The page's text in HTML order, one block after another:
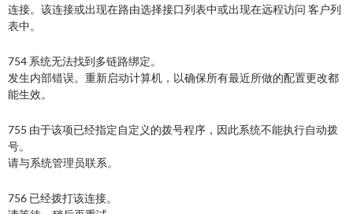
连接。该连接或出现在路由选择接口列表中或出现在远程访问 客户列
表中。
754 系统无法找到多链路绑定。
发生内部错误。重新启动计算机，以确保所有最近所做的配置更改都
能生效。
755 由于该项已经指定自定义的拨号程序，因此系统不能执行自动拨
号。
请与系统管理员联系。
756 已经拨打该连接。